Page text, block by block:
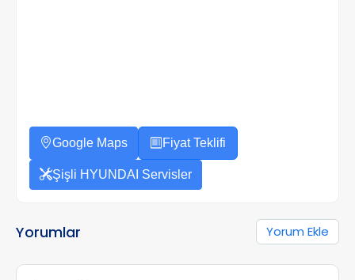
Google Maps Fiyat Teklifi
Şişli HYUNDAI Servisler
Yorumlar Yorum Ekle